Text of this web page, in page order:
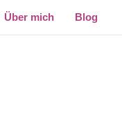
Über mich Blog